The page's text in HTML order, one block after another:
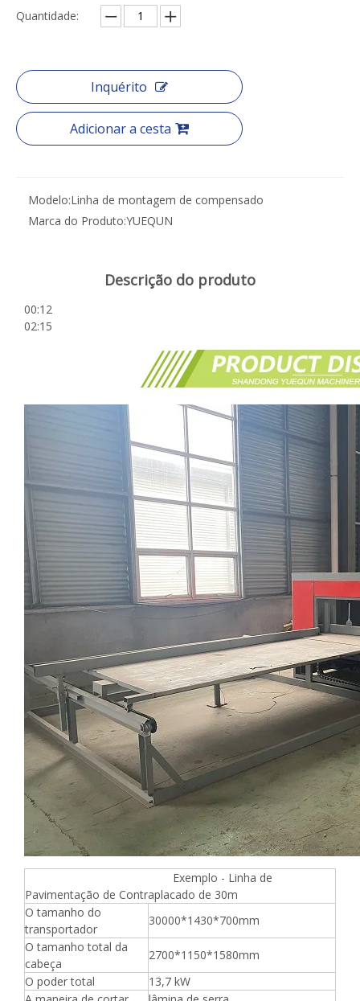
Quantidade:
Inquérito
Adicionar a cesta
Modelo:Linha de montagem de compensado
Marca do Produto:YUEQUN
Descrição do produto
00:12
02:15
Exemplo - Linha de
Pavimentação de Contraplacado de 30m
O tamanho do
transportador
30000*1430*700mm
O tamanho total da
cabeça
2700*1150*1580mm
O poder total
13,7 kW